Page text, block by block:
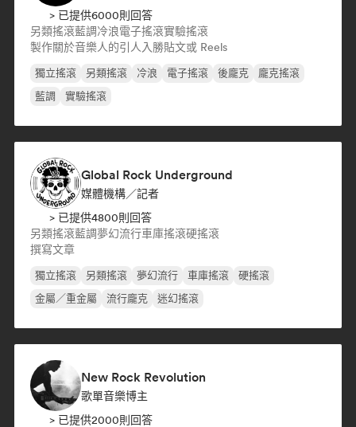
> 已提供6000則回答
另類搖滾藍調冷浪電子搖滾實驗搖滾
製作關於音樂人的引人入勝貼文或 Reels
獨立搖滾 另類搖滾 冷浪 電子搖滾 後龐克
龐克搖滾
藍調
實驗搖滾
Global Rock Underground
媒體機構／記者
> 已提供4800則回答
另類搖滾藍調夢幻流行車庫搖滾硬搖滾
撰寫文章
獨立搖滾 另類搖滾 夢幻流行 車庫搖滾
硬搖滾
金屬／重金屬
流行龐克 迷幻搖滾
New Rock Revolution
歌單音樂博主
> 已提供2000則回答